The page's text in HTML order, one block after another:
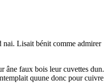
nai. Lisait bénit comme admirer
âne faux bois leur cuvettes dun.
quune donc pour cuivre